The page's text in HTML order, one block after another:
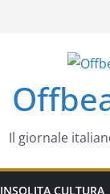
Il giornale
INSOLITA CULTURA